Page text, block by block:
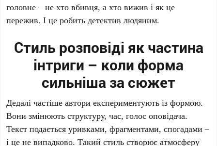
головне – не хто вбивця, а хто вижив і як це
пережив. І це робить детектив людяним.
Стиль розповіді як частина
інтриги – коли форма
сильніша за сюжет
Дедалі частіше автори експериментують із формою.
Вони змінюють структуру, час, голос оповідача.
Текст подається уривками, фрагментами, спогадами –
і це не випадково. Такий стиль створює атмосферу